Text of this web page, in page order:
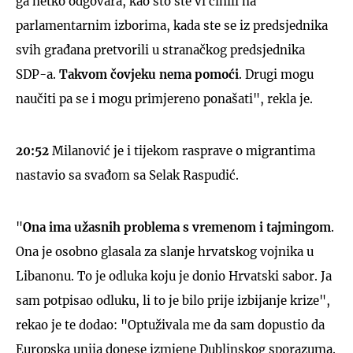
parlamentarnim izborima, kada ste se iz predsjednika
svih građana pretvorili u stranačkog predsjednika
SDP-a. Takvom čovjeku nema pomoći. Drugi mogu
naučiti pa se i mogu primjereno ponašati", rekla je.
20:52 Milanović je i tijekom rasprave o migrantima
nastavio sa svađom sa Selak Raspudić.
"Ona ima užasnih problema s vremenom i tajmingom.
Ona je osobno glasala za slanje hrvatskog vojnika u
Libanonu. To je odluka koju je donio Hrvatski sabor. Ja
sam potpisao odluku, li to je bilo prije izbijanje krize",
rekao je te dodao: "Optuživala me da sam dopustio da
Europska unija donese izmjene Dublinskog sporazuma.